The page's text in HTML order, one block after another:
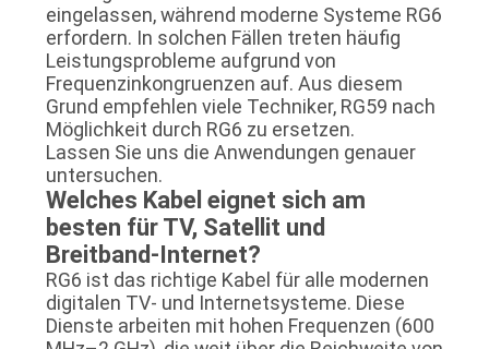
eingelassen, während moderne Systeme RG6
erfordern. In solchen Fällen treten häufig
Leistungsprobleme aufgrund von
Frequenzinkongruenzen auf. Aus diesem
Grund empfehlen viele Techniker, RG59 nach
Möglichkeit durch RG6 zu ersetzen.
Lassen Sie uns die Anwendungen genauer
untersuchen.
Welches Kabel eignet sich am
besten für TV, Satellit und
Breitband-Internet?
RG6 ist das richtige Kabel für alle modernen
digitalen TV- und Internetsysteme. Diese
Dienste arbeiten mit hohen Frequenzen (600